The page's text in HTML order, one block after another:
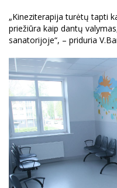
„Kineziterapija turėtų tapti
priežiūra kaip dantų
sanatorijoje“, – priduria